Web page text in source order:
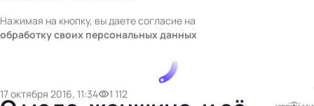
Нажимая на кнопку, вы даете согласие на
обработку своих персональных данных
17 октября 2016, 11:34 1 112